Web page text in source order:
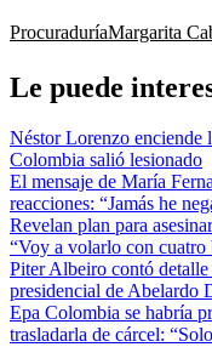
ProcuraduríaMargarita
Le puede
Néstor Lorenzo enciende
Colombia salió lesionado
El mensaje de María
reacciones: “Jamás he
Revelan plan para
“Voy a volarlo con cuatro
Piter Albeiro contó detalle
presidencial de Abelardo
Epa Colombia se habría
trasladarla de cárcel: